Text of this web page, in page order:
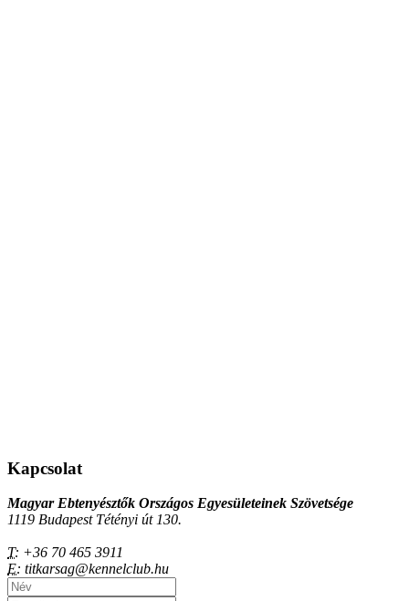
Kapcsolat
Magyar Ebtenyésztők Országos Egyesületeinek Szövetsége
1119 Budapest Tétényi út 130.
T: +36 70 465 3911
E: titkarsag@kennelclub.hu